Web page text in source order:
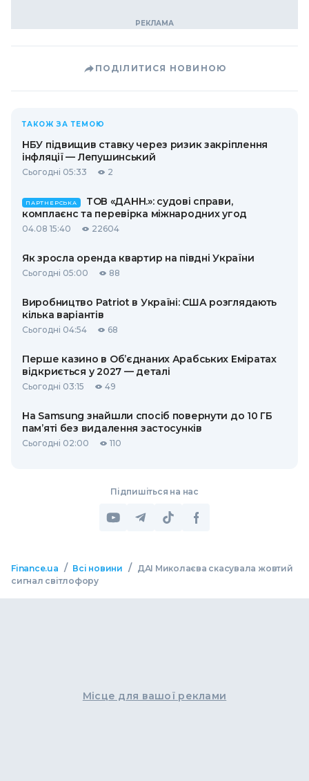
ПОДІЛИТИСЯ НОВИНОЮ
ТАКОЖ ЗА ТЕМОЮ
НБУ підвищив ставку через ризик закріплення
інфляції — Лепушинський
Сьогодні 05:33 2
ПАРТНЕРСЬКА
ТОВ «ДАНН.»: судові справи,
комплаєнс та перевірка міжнародних угод
04.08 15:40 22604
Як зросла оренда квартир на півдні України
Сьогодні 05:00 88
Виробництво Patriot в Україні: США розглядають
кілька варіантів
Сьогодні 04:54 68
Перше казино в Об’єднаних Арабських Еміратах
відкриється у 2027 — деталі
Сьогодні 03:15 49
На Samsung знайшли спосіб повернути до 10 ГБ
пам’яті без видалення застосунків
Сьогодні 02:00 110
Підпишіться на нас
Finance.ua / Всі новини /
ДАІ Миколаєва скасувала жовтий
сигнал світлофору
Місце для вашої реклами